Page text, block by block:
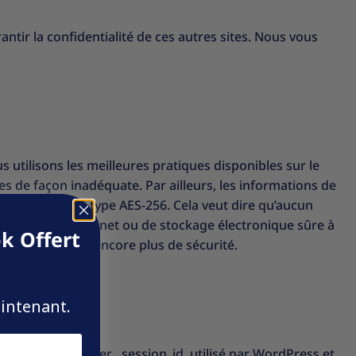
la confidentialité de ces autres sites. Nous vous
utilisons les meilleures pratiques disponibles sur le
de façon inadéquate. Par ailleurs, les informations de
de type AES-256. Cela veut dire qu’aucun
sur Internet ou de stockage électronique sûre à
pour encore plus de sécurité.
Offert